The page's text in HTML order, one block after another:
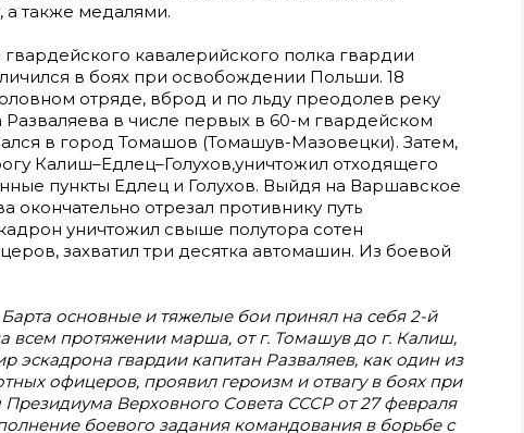
также медалями.
кавалерийского полка гвардии
в боях при освобождении Польши. 18
отряде, вброд и по льду преодолев реку
Разваляева в числе первых в 60-м гвардейском
в город Томашов (Томашув-Мазовецки). Затем,
Калиш–Едлец–Голухов,уничтожил отходящего
пункты Едлец и Голухов. Выйдя на Варшавское
окончательно отрезал противнику путь
уничтожил свыше полутора сотен
захватил три десятка автомашин. Из боевой
основные и тяжелые бои принял на себя 2-й
всем протяжении марша, от г. Томашув до г. Калиш,
эскадрона гвардии капитан Разваляев, как один из
офицеров, проявил героизм и отвагу в боях при
Президиума Верховного Совета СССР от 27 февраля
боевого задания командования в борьбе с